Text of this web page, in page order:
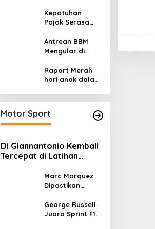
Muda?
Perbaikan Gizi
yang Salah
Kepatuhan
Pajak Serasa
Pajak
Antrean BBM
Mengular di
Kalimantan,
Cerminan
Kelola Energi
Raport Merah
hari anak dalam
Motor Sport
Di Giannantonio Kembali
Tercepat di Latihan
Marc Marquez
Dipastikan
MotoGP Italia
Usai Kantongi
George Russell
Juara Sprint F1